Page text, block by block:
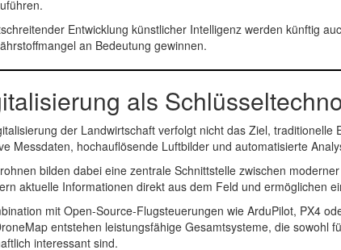
Entwicklung künstlicher Intelligenz werden künftig
an Bedeutung gewinnen.
als
der Landwirtschaft verfolgt nicht das Ziel,
Messdaten, hochauflösende Luftbilder und automatisierte
bilden dabei eine zentrale Schnittstelle zwischen
aktuelle Informationen direkt aus dem Feld und ermöglichen
mit Open-Source-Flugsteuerungen wieArduPilot, PX4
entstehen leistungsfähige Gesamtsysteme, die sowohl
interessant sind.